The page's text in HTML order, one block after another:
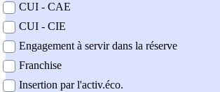
CUI - CAE
CUI - CIE
Engagement à servir dans la réserve
Franchise
Insertion par l'activ.éco.